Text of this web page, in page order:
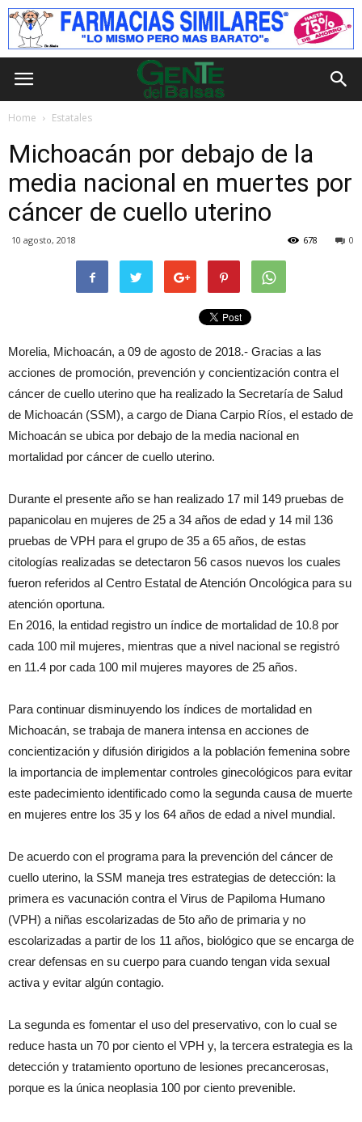
Home Estatales
Michoacán por debajo de la
media nacional en muertes por
cáncer de cuello uterino
10 agosto, 2018 0
678
Morelia, Michoacán, a 09 de agosto de 2018.- Gracias a las
acciones de promoción, prevención y concientización contra el
cáncer de cuello uterino que ha realizado la Secretaría de Salud
de Michoacán (SSM), a cargo de Diana Carpio Ríos, el estado de
Michoacán se ubica por debajo de la media nacional en
mortalidad por cáncer de cuello uterino.
Durante el presente año se han realizado 17 mil 149 pruebas de
papanicolau en mujeres de 25 a 34 años de edad y 14 mil 136
pruebas de VPH para el grupo de 35 a 65 años, de estas
citologías realizadas se detectaron 56 casos nuevos los cuales
fueron referidos al Centro Estatal de Atención Oncológica para su
atención oportuna.
En 2016, la entidad registro un índice de mortalidad de 10.8 por
cada 100 mil mujeres, mientras que a nivel nacional se registró
en 11.4 por cada 100 mil mujeres mayores de 25 años.
Para continuar disminuyendo los índices de mortalidad en
Michoacán, se trabaja de manera intensa en acciones de
concientización y difusión dirigidos a la población femenina sobre
la importancia de implementar controles ginecológicos para evitar
este padecimiento identificado como la segunda causa de muerte
en mujeres entre los 35 y los 64 años de edad a nivel mundial.
De acuerdo con el programa para la prevención del cáncer de
cuello uterino, la SSM maneja tres estrategias de detección: la
primera es vacunación contra el Virus de Papiloma Humano
(VPH) a niñas escolarizadas de 5to año de primaria y no
escolarizadas a partir de los 11 años, biológico que se encarga de
crear defensas en su cuerpo para cuando tengan vida sexual
activa y evitar algún contagio.
La segunda es fomentar el uso del preservativo, con lo cual se
reduce hasta un 70 por ciento el VPH y, la tercera estrategia es la
detección y tratamiento oportuno de lesiones precancerosas,
porque es la única neoplasia 100 por ciento prevenible.